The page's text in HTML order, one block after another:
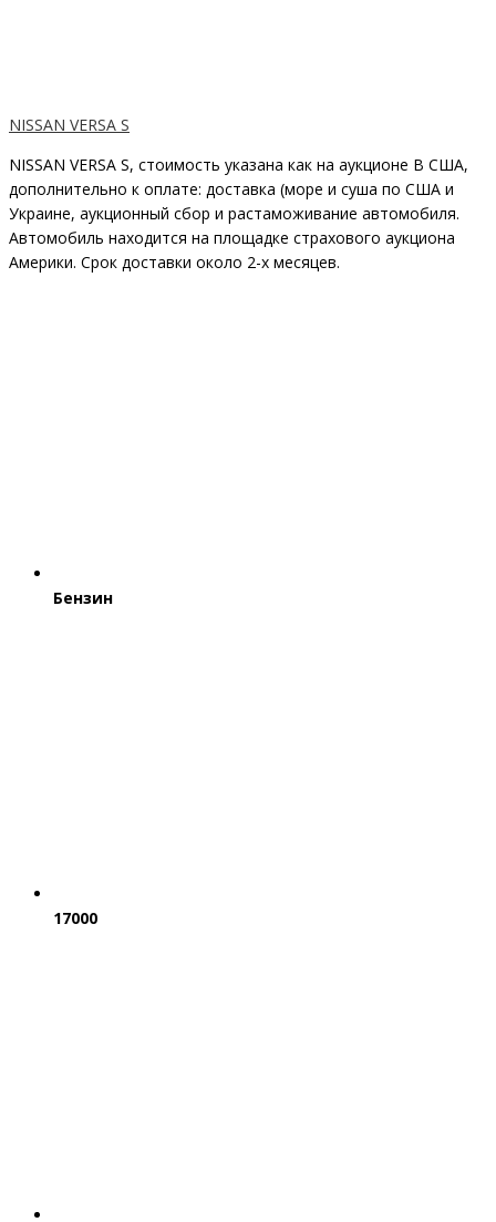
NISSAN VERSA S
NISSAN VERSA S, стоимость указана как на аукционе В США,
дополнительно к оплате: доставка (море и суша по США и
Украине, аукционный сбор и растаможивание автомобиля.
Автомобиль находится на площадке страхового аукциона
Америки. Срок доставки около 2-x месяцев.
Бензин
17000